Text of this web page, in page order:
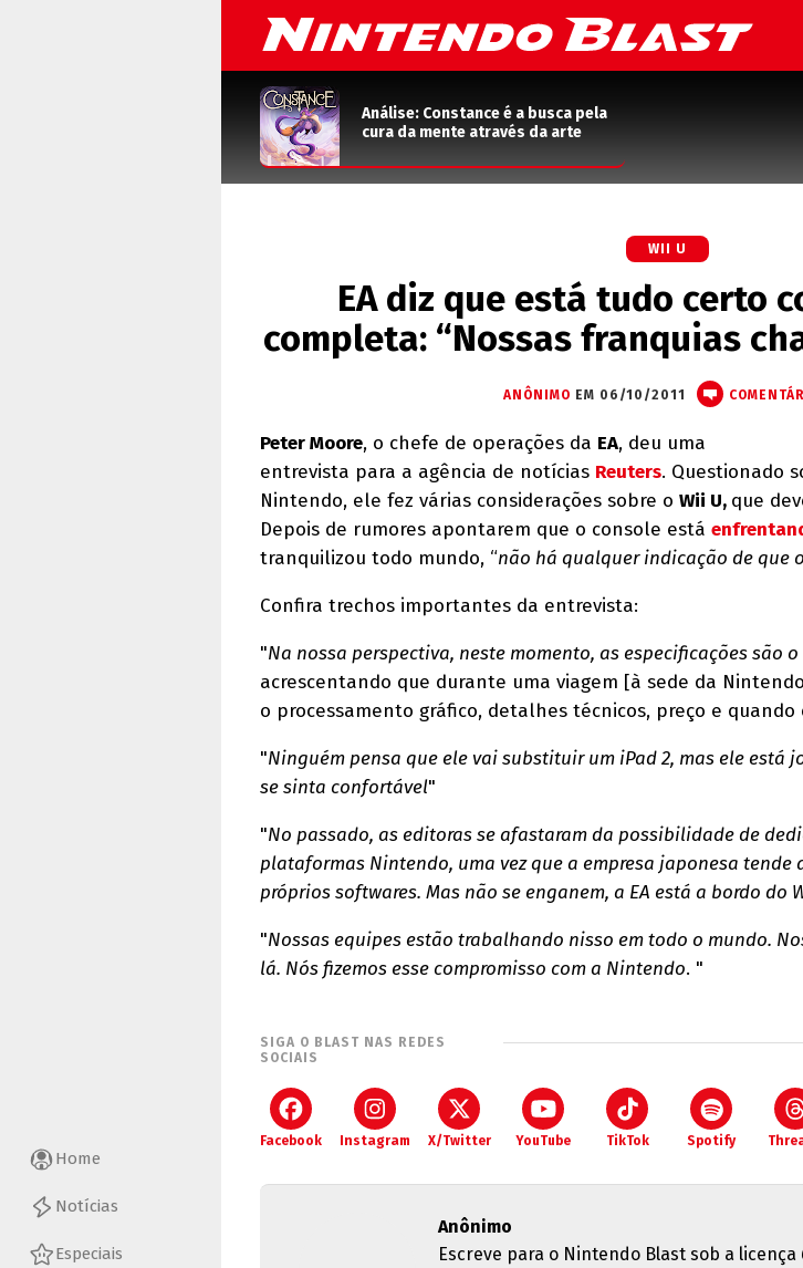
Home
Notícias
Especiais
Análise: Constance é a busca pela
cura da mente através da arte
WII U
EA diz que está tudo certo
completa: “Nossas franquias
ANÔNIMO EM 06/10/2011
Peter Moore, o chefe de operações da EA, deu uma
entrevista para a agência de notícias Reuters. Questionado
Nintendo, ele fez várias considerações sobre o Wii U, que
Depois de rumores apontarem que o console está
tranquilizou todo mundo, “não há qualquer indicação de que
Confira trechos importantes da entrevista:
"Na nossa perspectiva, neste momento, as especificações são
acrescentando que durante uma viagem [à sede da
o processamento gráfico, detalhes técnicos, preço e quando
"Ninguém pensa que ele vai substituir um iPad 2, mas ele está
se sinta confortável"
"No passado, as editoras se afastaram da possibilidade de
plataformas Nintendo, uma vez que a empresa japonesa tende
próprios softwares. Mas não se enganem, a EA está a bordo do
"Nossas equipes estão trabalhando nisso em todo o mundo.
lá. Nós fizemos esse compromisso com a Nintendo. "
SIGA O BLAST NAS REDES
SOCIAIS
Facebook Instagram X/Twitter YouTube TikTok Spotify
Anônimo
Escreve para o Nintendo Blast sob a licença